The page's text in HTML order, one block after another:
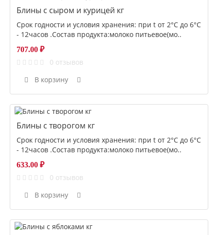
Блины с сыром и курицей кг
Срок годности и условия хранения: при t от 2°С до 6°С
- 12часов .Состав продукта:молоко питьевое(мо..
707.00 ₽
0 отзывов
В корзину
Блины с творогом кг
Срок годности и условия хранения: при t от 2°С до 6°С
- 12часов .Состав продукта:молоко питьевое(мо..
633.00 ₽
0 отзывов
В корзину